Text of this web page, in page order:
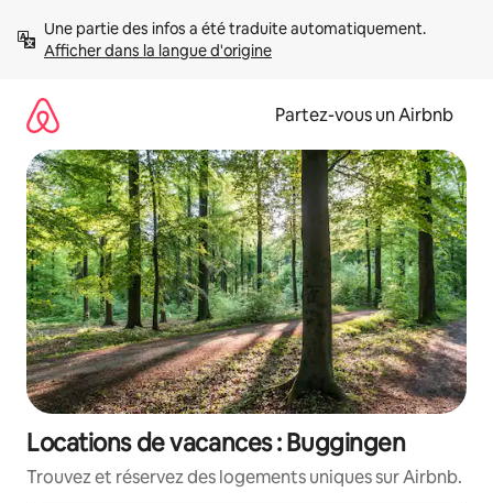
directement
Afficher dans la langue d'origine
Partez-vous un Airbnb
Locations de vacances : Buggingen
Trouvez et réservez des logements uniques sur Airbnb.